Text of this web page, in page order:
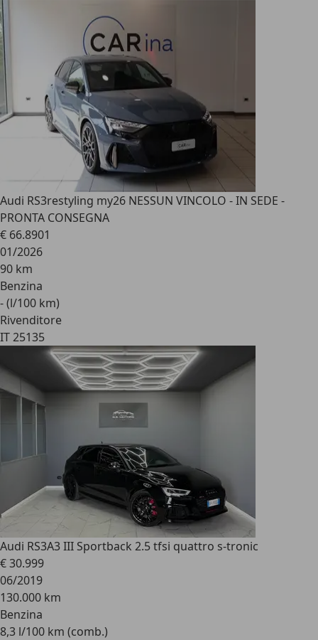
Audi RS3restyling my26 NESSUN VINCOLO - IN SEDE -
PRONTA CONSEGNA
€ 66.8901
01/2026
90 km
Benzina
- (l/100 km)
Rivenditore
IT 25135
Audi RS3A3 III Sportback 2.5 tfsi quattro s-tronic
€ 30.999
06/2019
130.000 km
Benzina
8,3 l/100 km (comb.)